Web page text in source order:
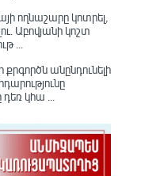
ողնաշարը կոտրել,
Աբովյանի կոշտ
...
անընդունելի
դեռ կհա ...